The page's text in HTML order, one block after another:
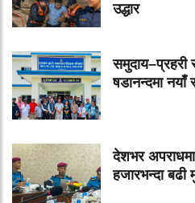
उद्धार
समुदाय–प्रहरी
षडानन्दमा नयाँ
देशभर अपराधमा
हजारभन्दा बढी